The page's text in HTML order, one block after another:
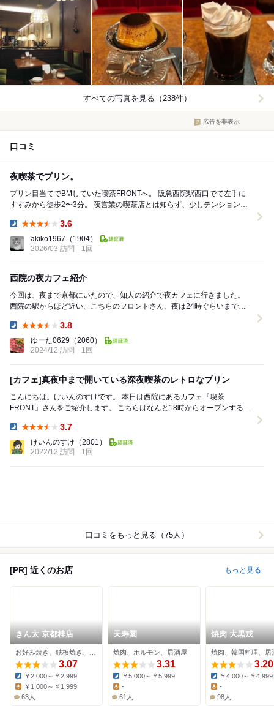
すべての写真を見る（238件）
広告を非表示
口コミ
夜喫茶でプリン。
プリン目当てでBMしていた喫茶FRONTへ。 阪急西院駅西口でて左手に
すすみから徒歩2〜3分。 夜営業の喫茶店とは知らず、少しテンションが
3.6
akiko1967 （1904）
2026/03 訪問
1回
西院の夜カフェ紹介
今回は、夜まで京都にいたので、知人の紹介で夜カフェに行きました。
西院の駅からほど近い、こちらのフロントさん、夜は24時ぐらいまでや
3.8
ゆーた0629 （2060）
2024/12 訪問
1回
[カフェ]真夜中まで開いている深夜喫茶のレトロなプリン
こんにちは。けいんのすけです。 本日は西院にあるカフェ『喫茶
FRONT』さんをご紹介します。 こちらはなんと18時からオープンすると
3.7
けいんのすけ （2801）
2022/12 訪問
1回
口コミをもっと見る（75人）
[PR] 近くのお店 もっと見る
きん太 京都桂店
3.07
Dinner:
￥2,000～￥2,999
Lunch:
￥1,000～￥1,999
63人
天寿園
焼肉、ホルモン、居酒屋
3.31
Dinner:
￥5,000～￥5,999
Lunch:
-
61人
焼肉 大黒戎
焼肉、韓国料理、居
3.20
Dinner:
￥4,000～￥4,999
Lunch:
-
98人